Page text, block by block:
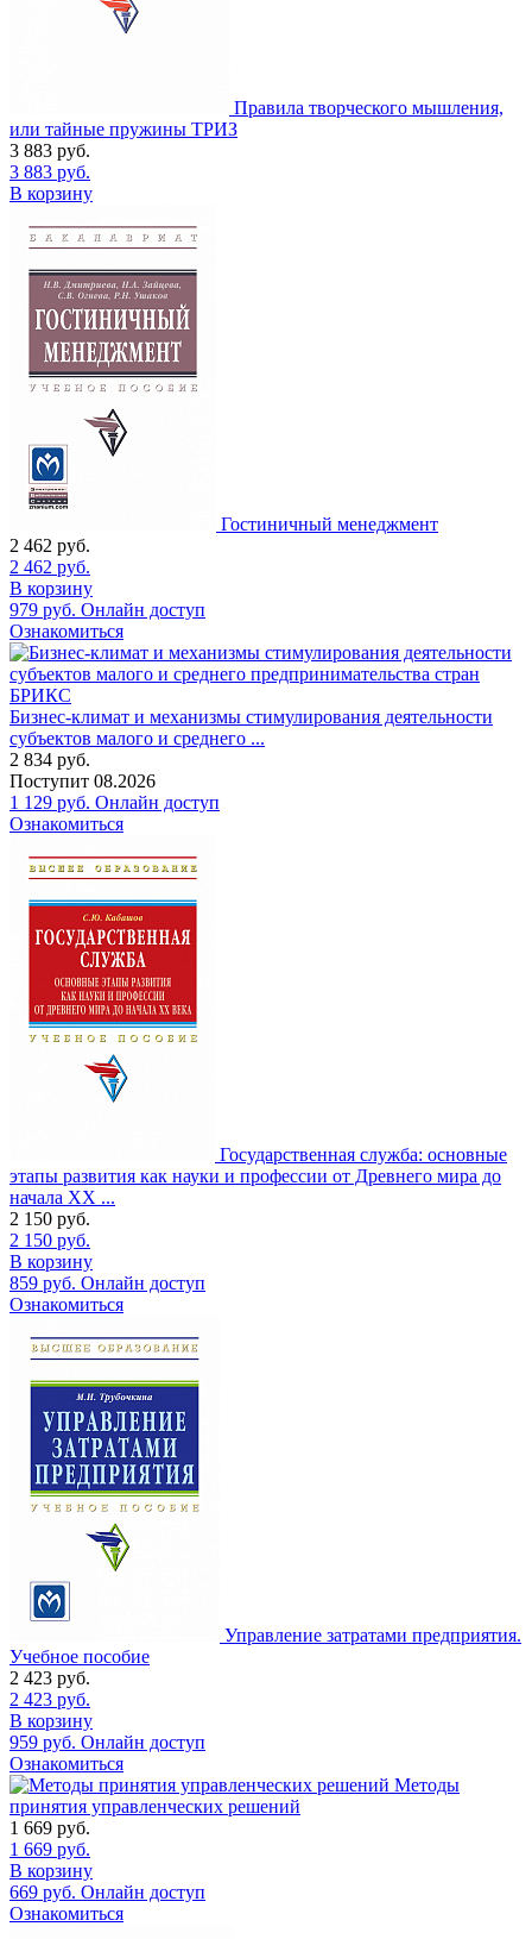
Правила творческого мышления,
или тайные пружины ТРИЗ
3 883 руб.
3 883 руб.
В корзину
Гостиничный менеджмент
2 462 руб.
2 462 руб.
В корзину
979 руб. Онлайн доступ
Ознакомиться
Бизнес-климат и механизмы стимулирования деятельности
субъектов малого и среднего ...
2 834 руб.
Поступит 08.2026
1 129 руб. Онлайн доступ
Ознакомиться
Государственная служба: основные
этапы развития как науки и профессии от Древнего мира до
начала XX ...
2 150 руб.
2 150 руб.
В корзину
859 руб. Онлайн доступ
Ознакомиться
Управление затратами предприятия.
Учебное пособие
2 423 руб.
2 423 руб.
В корзину
959 руб. Онлайн доступ
Ознакомиться
Методы
принятия управленческих решений
1 669 руб.
1 669 руб.
В корзину
669 руб. Онлайн доступ
Ознакомиться